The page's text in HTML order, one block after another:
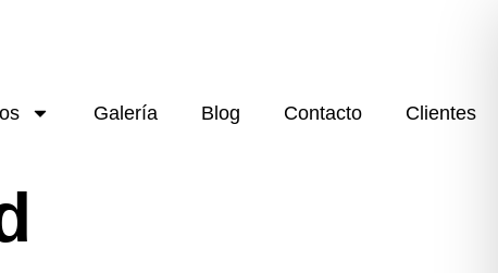
Galería Blog Contacto Clientes